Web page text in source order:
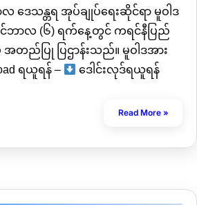
ဒေသန္တရ အုပ်ချုပ်ရေးဆိုင်ရာ မူဝါဒ
င်ဘာလ (၆) ရက်နေ့တွင် ကရင်နီပြည်
ည်ပြု ပြဌာန်းသည်။ မူဝါဒအား
ရယူရန် –
ဒေါင်းလုဒ်ရယူရန်
Read More »